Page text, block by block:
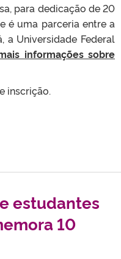
para dedicação de 20
é uma parceria entre a
a Universidade Federal
informações sobre
inscrição.
estudantes
10